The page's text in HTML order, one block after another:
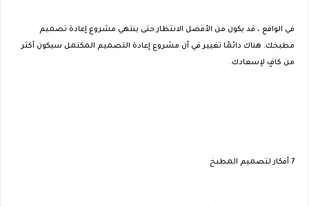
في الواقع ، قد يكون من الأفضل الانتظار حتى ينتهي مشروع إعادة تصميم
مطبخك. هناك دائمًا تغيير في أن مشروع إعادة التصميم المكتمل سيكون أكثر
من كافٍ لإسعادك.